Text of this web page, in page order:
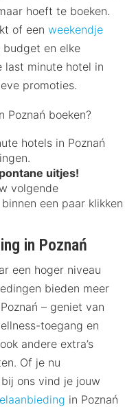
hoeft te boeken.
of een weekendje
en elke
last minute hotel in
promoties.
Poznań boeken?
hotels in Poznań
uitjes!
volgende
een paar klikken
in Poznań
een hoger niveau
bieden meer
– geniet van
toegang en
andere extra’s
Of je nu
ons vind je jouw
in Poznań